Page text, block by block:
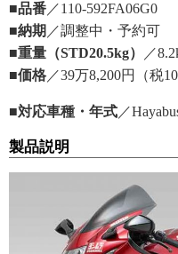
■品番 ／110-592FA06G0
■納期 ／調整中・予約可
■重量（STD20.5kg）
／
■価格 ／39万8,200円（税
■対応車種・年式 ／
製品説明